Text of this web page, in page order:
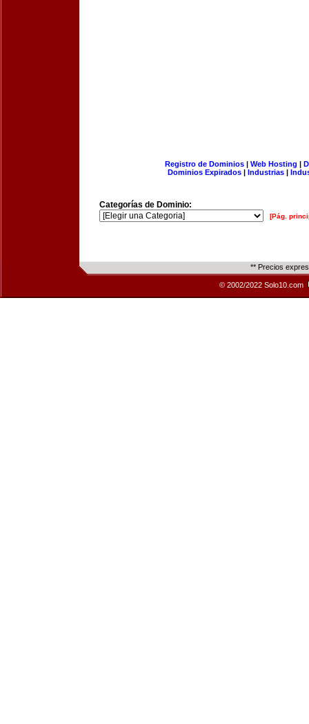
Registro de Dominios| Web Hosting |
Dominios Expirados | Industrias |
Categorías de Dominio:
[Pág.
** Precios
© 2002/2022 Solo10.com